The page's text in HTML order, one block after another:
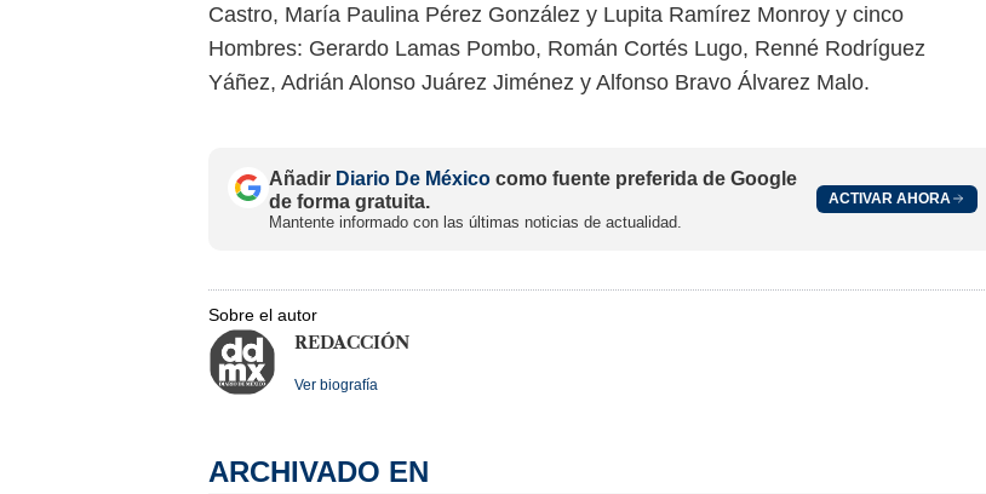
Castro, María Paulina Pérez González y Lupita Ramírez Monroy y cinco
Hombres: Gerardo Lamas Pombo, Román Cortés Lugo, Renné Rodríguez
Yáñez, Adrián Alonso Juárez Jiménez y Alfonso Bravo Álvarez Malo.
Añadir Diario De México como fuente preferida de Google
de forma gratuita.
Mantente informado con las últimas noticias de actualidad.
ACTIVAR AHORA
Sobre el autor
REDACCIÓN
Ver biografía
ARCHIVADO EN